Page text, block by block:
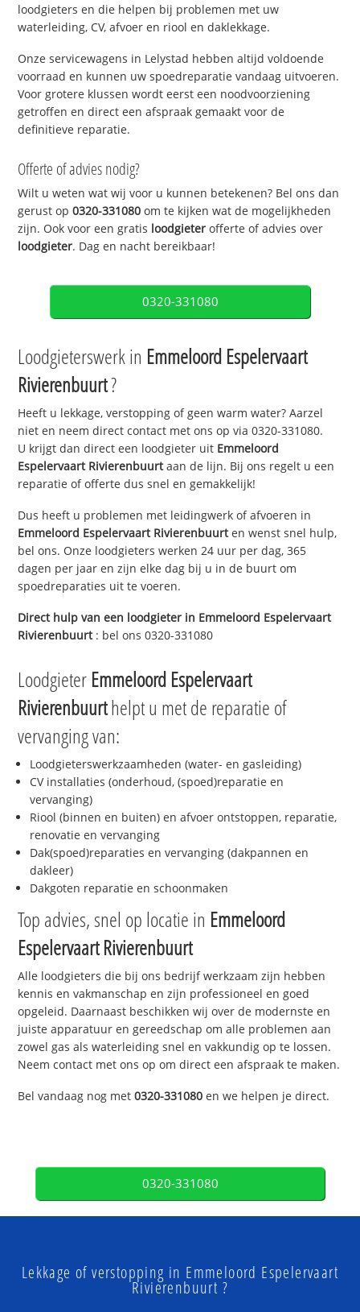
loodgieters en die helpen bij problemen met uw
waterleiding, CV, afvoer en riool en daklekkage.
Onze servicewagens in Lelystad hebben altijd voldoende
voorraad en kunnen uw spoedreparatie vandaag uitvoeren.
Voor grotere klussen wordt eerst een noodvoorziening
getroffen en direct een afspraak gemaakt voor de
definitieve reparatie.
Offerte of advies nodig?
Wilt u weten wat wij voor u kunnen betekenen? Bel ons dan
gerust op0320-331080 om te kijken wat de mogelijkheden
zijn. Ook voor een gratis loodgieter offerte of advies over
loodgieter. Dag en nacht bereikbaar!
0320-331080
Loodgieterswerk in Emmeloord Espelervaart
Rivierenbuurt?
Heeft u lekkage, verstopping of geen warm water? Aarzel
niet en neem direct contact met ons op via 0320-331080.
U krijgt dan direct een loodgieter uit Emmeloord
Espelervaart Rivierenbuurtaan de lijn. Bij ons regelt u een
reparatie of offerte dus snel en gemakkelijk!
Dus heeft u problemen met leidingwerk of afvoeren in
Emmeloord Espelervaart Rivierenbuurten wenst snel hulp,
bel ons. Onze loodgieters werken 24 uur per dag, 365
dagen per jaar en zijn elke dag bij u in de buurt om
spoedreparaties uit te voeren.
Direct hulp van een loodgieter in Emmeloord Espelervaart
Rivierenbuurt : bel ons 0320-331080
Loodgieter Emmeloord Espelervaart
Rivierenbuurthelpt u met de reparatie of
vervanging van:
Loodgieterswerkzaamheden (water- en gasleiding)
CV installaties (onderhoud, (spoed)reparatie en
vervanging)
Riool (binnen en buiten) en afvoer ontstoppen, reparatie,
renovatie en vervanging
Dak(spoed)reparaties en vervanging (dakpannen en
dakleer)
Dakgoten reparatie en schoonmaken
Top advies, snel op locatie in Emmeloord
Espelervaart Rivierenbuurt
Alle loodgieters die bij ons bedrijf werkzaam zijn hebben
kennis en vakmanschap en zijn professioneel en goed
opgeleid. Daarnaast beschikken wij over de modernste en
juiste apparatuur en gereedschap om alle problemen aan
zowel gas als waterleiding snel en vakkundig op te lossen.
Neem contact met ons op om direct een afspraak te maken.
Bel vandaag nog met0320-331080 en we helpen je direct.
0320-331080
Lekkage of verstopping in Emmeloord Espelervaart
Rivierenbuurt ?